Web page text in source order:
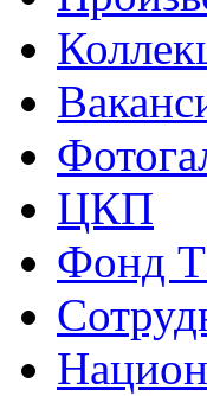
ЦКП
Фонд